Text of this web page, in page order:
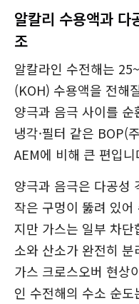
알칼리 수용액과
조
알칼라인 수전해는
(KOH) 수용액을 전해
양극과 음극 사이를 순
냉각·필터 같은 BOP(
AEM에 비해 큰 편입니
양극과 음극은 다공성
작은 구멍이 뚫려 있어
지만 가스는 일부 차
소와 산소가 완전히
가스 크로스오버 현상
인 수전해의 수소 순